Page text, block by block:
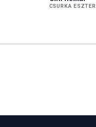
CSURKA ESZTER